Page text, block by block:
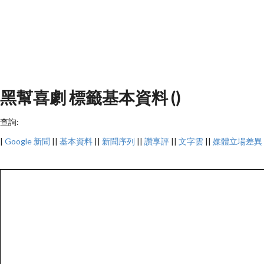
黑幫喜劇 標籤基本資料 ()
查詢:
| Google 新聞 || 基本資料 || 新聞序列 || 讚享評 || 文字雲 || 媒體立場差異